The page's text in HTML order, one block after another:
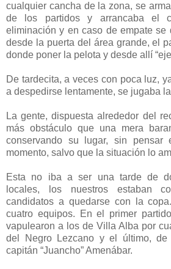
cualquier cancha de la zona, se
de los partidos y arrancaba el
eliminación y en caso de empate se
desde la puerta del área grande, el
donde poner la pelota y desde allí
De tardecita, a veces con poca luz,
a despedirse lentamente, se jugaba
La gente, dispuesta alrededor del
más obstáculo que una mera
conservando su lugar, sin pensar
momento, salvo que la situación lo
Esta no iba a ser una tarde de
locales, los nuestros estaban
candidatos a quedarse con la
cuatro equipos. En el primer
vapulearon a los de Villa Alba por
del Negro Lezcano y el último, de
capitán “Juancho” Amenábar.